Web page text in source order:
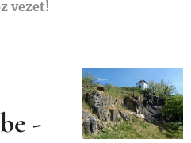
vezet!
-